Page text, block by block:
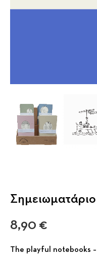
8,90 €
The playful notebooks